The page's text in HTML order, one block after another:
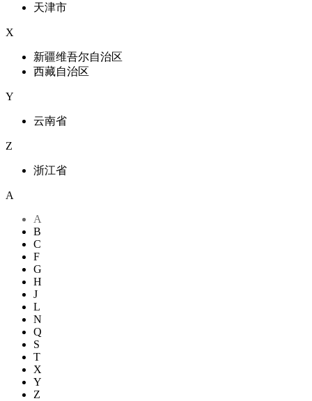
天津市
X
新疆维吾尔自治区
西藏自治区
Y
云南省
Z
浙江省
A
A
B
C
F
G
H
J
L
N
Q
S
T
X
Y
Z